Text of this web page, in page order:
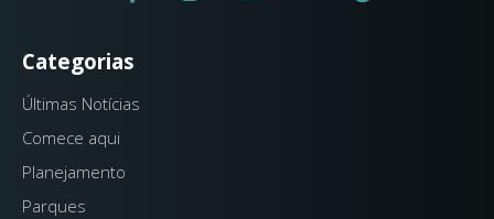
Categorias
Últimas Notícias
Comece aqui
Planejamento
Parques